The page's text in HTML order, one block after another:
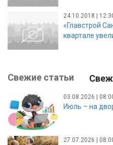
24.10.2018 |
«Главстрой
квартале
Свежие статьи
03.08.2026 |
Июль – на
27.07.2026 |